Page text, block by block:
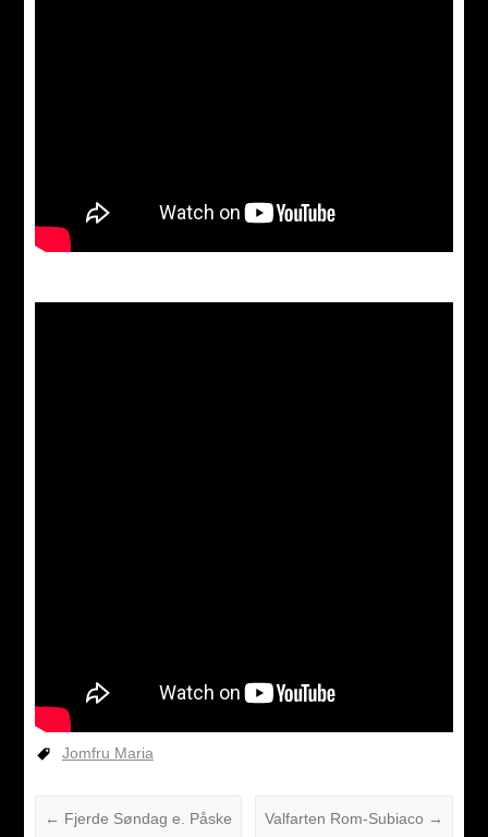
Jomfru Maria
← Fjerde Søndag e. Påske Valfarten Rom-Subiaco →